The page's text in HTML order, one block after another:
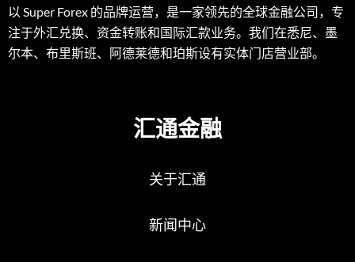
以 Super Forex 的品牌运营，是一家领先的全球金融公司，专
注于外汇兑换、资金转账和国际汇款业务。我们在悉尼、墨
尔本、布里斯班、阿德莱德和珀斯设有实体门店营业部。
汇通金融
关于汇通
新闻中心